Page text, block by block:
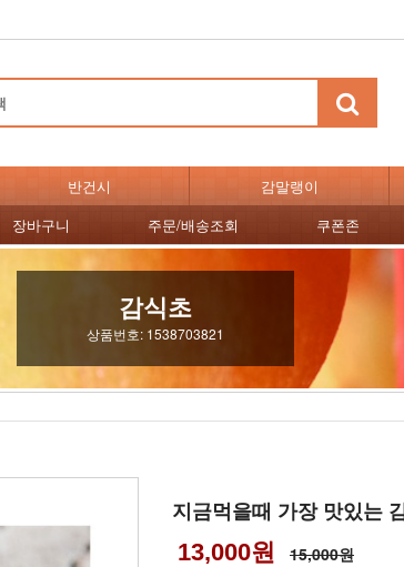
반건시
감말랭이
장바구니 주문/배송조회 쿠폰존
감식초
상품번호: 1538703821
지금먹을때 가장 맛있는
13,000원 15,000원